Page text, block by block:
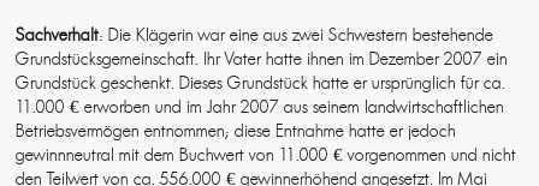
Sachverhalt: Die Klägerin war eine aus zwei Schwestern bestehende
Grundstücksgemeinschaft. Ihr Vater hatte ihnen im Dezember 2007 ein
Grundstück geschenkt. Dieses Grundstück hatte er ursprünglich für ca.
11.000 € erworben und im Jahr 2007 aus seinem landwirtschaftlichen
Betriebsvermögen entnommen; diese Entnahme hatte er jedoch
gewinnneutral mit dem Buchwert von 11.000 € vorgenommen und nicht
den Teilwert von ca. 556.000 € gewinnerhöhend angesetzt. Im Mai